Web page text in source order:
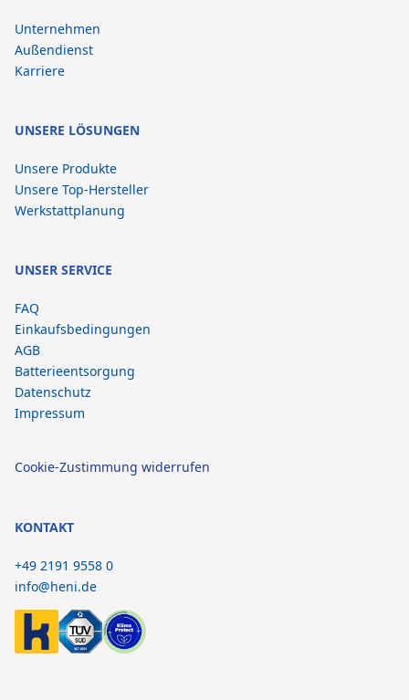
Unternehmen
Außendienst
Karriere
UNSERE LÖSUNGEN
Unsere Produkte
Unsere Top-Hersteller
Werkstattplanung
UNSER SERVICE
FAQ
Einkaufsbedingungen
AGB
Batterieentsorgung
Datenschutz
Impressum
Cookie-Zustimmung widerrufen
KONTAKT
+49 2191 9558 0
info@heni.de